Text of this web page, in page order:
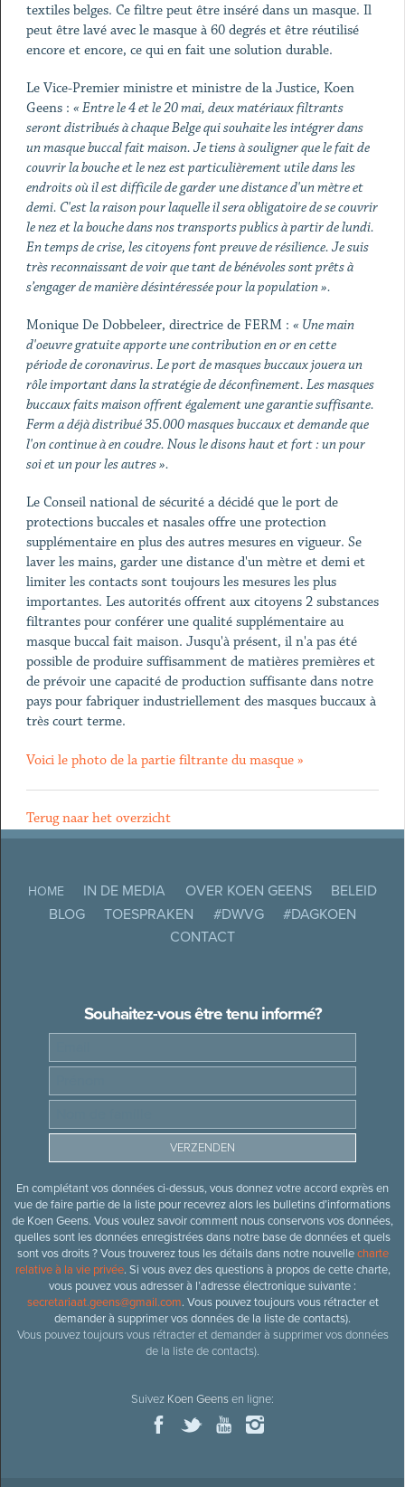
textiles belges. Ce filtre peut être inséré dans un masque. Il
peut être lavé avec le masque à 60 degrés et être réutilisé
encore et encore, ce qui en fait une solution durable.
Le Vice-Premier ministre et ministre de la Justice, Koen
Geens : « Entre le 4 et le 20 mai, deux matériaux filtrants
seront distribués à chaque Belge qui souhaite les intégrer dans
un masque buccal fait maison. Je tiens à souligner que le fait de
couvrir la bouche et le nez est particulièrement utile dans les
endroits où il est difficile de garder une distance d'un mètre et
demi. C'est la raison pour laquelle il sera obligatoire de se couvrir
le nez et la bouche dans nos transports publics à partir de lundi.
En temps de crise, les citoyens font preuve de résilience. Je suis
très reconnaissant de voir que tant de bénévoles sont prêts à
s’engager de manière désintéressée pour la population ».
Monique De Dobbeleer, directrice de FERM : « Une main
d'oeuvre gratuite apporte une contribution en or en cette
période de coronavirus. Le port de masques buccaux jouera un
rôle important dans la stratégie de déconfinement. Les masques
buccaux faits maison offrent également une garantie suffisante.
Ferm a déjà distribué 35.000 masques buccaux et demande que
l'on continue à en coudre. Nous le disons haut et fort : un pour
soi et un pour les autres ».
Le Conseil national de sécurité a décidé que le port de
protections buccales et nasales offre une protection
supplémentaire en plus des autres mesures en vigueur. Se
laver les mains, garder une distance d'un mètre et demi et
limiter les contacts sont toujours les mesures les plus
importantes. Les autorités offrent aux citoyens 2 substances
filtrantes pour conférer une qualité supplémentaire au
masque buccal fait maison. Jusqu'à présent, il n'a pas été
possible de produire suffisamment de matières premières et
de prévoir une capacité de production suffisante dans notre
pays pour fabriquer industriellement des masques buccaux à
très court terme.
Voici le photo de la partie filtrante du masque »
Terug naar het overzicht
HOME IN DE MEDIA OVER KOEN GEENS
BELEID
BLOG
TOESPRAKEN #DWVG
#DAGKOEN
CONTACT
Souhaitez-vous être tenu informé?
En complétant vos données ci-dessus, vous donnez votre accord exprès en
vue de faire partie de la liste pour recevrez alors les bulletins d’informations
de Koen Geens. Vous voulez savoir comment nous conservons vos données,
quelles sont les données enregistrées dans notre base de données et quels
sont vos droits ? Vous trouverez tous les détails dans notre nouvellecharte
relative à la vie privée. Si vous avez des questions à propos de cette charte,
vous pouvez vous adresser à l’adresse électronique suivante :
secretariaat.geens@gmail.com. Vous pouvez toujours vous rétracter et
demander à supprimer vos données de la liste de contacts).
Vous pouvez toujours vous rétracter et demander à supprimer vos données
de la liste de contacts).
Suivez Koen Geensen ligne: